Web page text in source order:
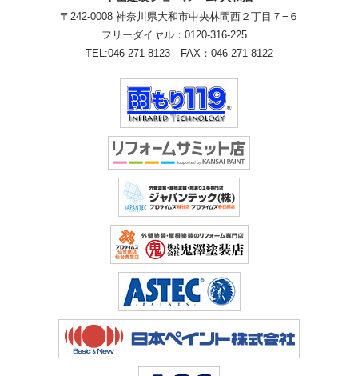
〒242-0008 神奈川県大和市中央林間西２丁目７−６
フリーダイヤル： 0120-316-225
TEL:046-271-8123 FAX：046-271-8122